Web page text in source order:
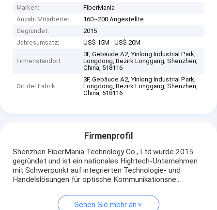
Marken:
FiberMania
Anzahl Mitarbeiter:
160~200 Angestellte
Gegründet:
2015
Jahresumsatz:
US$ 15M - US$ 20M
Firmenstandort
3F, Gebäude A2, Yinlong Industrial Park,
Longdong, Bezirk Longgang, Shenzhen,
China, 518116
Ort der Fabrik
3F, Gebäude A2, Yinlong Industrial Park,
Longdong, Bezirk Longgang, Shenzhen,
China, 518116
Firmenprofil
Shenzhen FiberMania Technology Co., Ltd.wurde 2015
gegründet und ist ein nationales Hightech-Unternehmen
mit Schwerpunkt auf integrierten Technologie- und
Handelslösungen für optische Kommunikationsne...
Sehen Sie mehr an